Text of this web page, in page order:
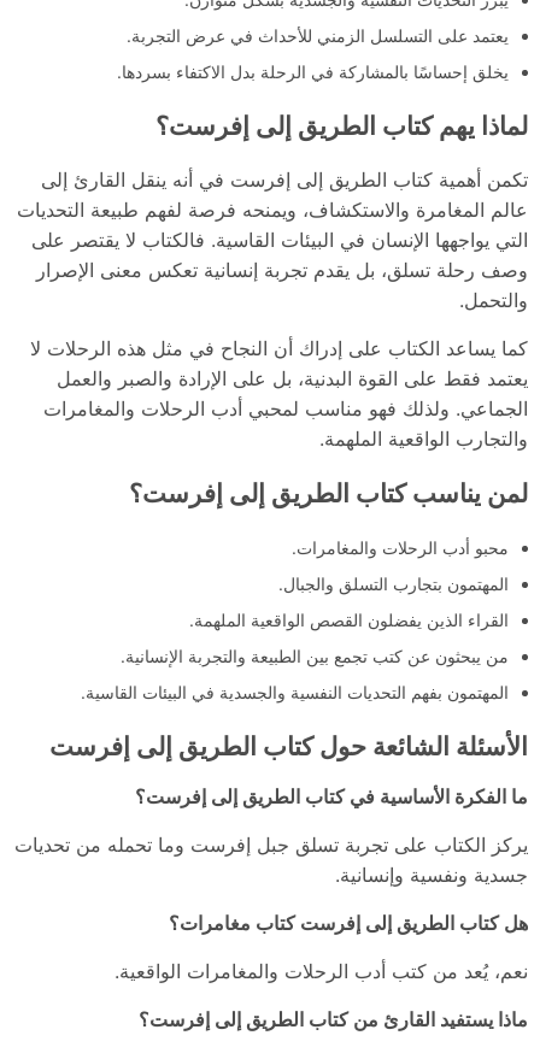
يعتمد على التسلسل الزمني للأحداث في عرض التجربة.
يخلق إحساسًا بالمشاركة في الرحلة بدل الاكتفاء بسردها.
لماذا يهم كتاب الطريق إلى إفرست؟
تكمن أهمية كتاب الطريق إلى إفرست في أنه ينقل القارئ إلى
عالم المغامرة والاستكشاف، ويمنحه فرصة لفهم طبيعة التحديات
التي يواجهها الإنسان في البيئات القاسية. فالكتاب لا يقتصر على
وصف رحلة تسلق، بل يقدم تجربة إنسانية تعكس معنى الإصرار
والتحمل.
كما يساعد الكتاب على إدراك أن النجاح في مثل هذه الرحلات لا
يعتمد فقط على القوة البدنية، بل على الإرادة والصبر والعمل
الجماعي. ولذلك فهو مناسب لمحبي أدب الرحلات والمغامرات
والتجارب الواقعية الملهمة.
لمن يناسب كتاب الطريق إلى إفرست؟
محبو أدب الرحلات والمغامرات.
المهتمون بتجارب التسلق والجبال.
القراء الذين يفضلون القصص الواقعية الملهمة.
من يبحثون عن كتب تجمع بين الطبيعة والتجربة الإنسانية.
المهتمون بفهم التحديات النفسية والجسدية في البيئات القاسية.
الأسئلة الشائعة حول كتاب الطريق إلى إفرست
ما الفكرة الأساسية في كتاب الطريق إلى إفرست؟
يركز الكتاب على تجربة تسلق جبل إفرست وما تحمله من تحديات
جسدية ونفسية وإنسانية.
هل كتاب الطريق إلى إفرست كتاب مغامرات؟
نعم، يُعد من كتب أدب الرحلات والمغامرات الواقعية.
ماذا يستفيد القارئ من كتاب الطريق إلى إفرست؟